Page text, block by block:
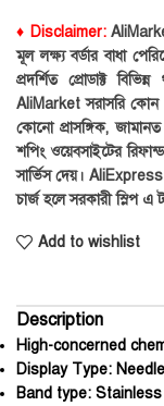
♦ Disclaimer:
মূল লক্ষ্য বর্ডার বাধা
প্রদর্শিত প্রোডাক্ট
AliMarket সরাসরি কোন
কোনো প্রাসঙ্গিক, জামানত
শপিং ওয়েবসাইটের
সার্ভিস দেয়।
চার্জ হলে সরকারী স্লিপ এ
Add to wishlist
Description
High-concerned
Display Type: Needle
Band type: Stainless